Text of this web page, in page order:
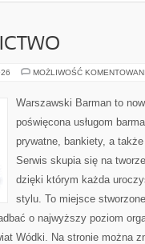
MOŻLIWOŚĆ
Warszawski Barman to
poświęcona usługom
prywatne, bankiety, a
Serwis skupia się na
dzięki którym każda
stylu. To miejsce
o najwyższy poziom
Wódki. Na stronie można